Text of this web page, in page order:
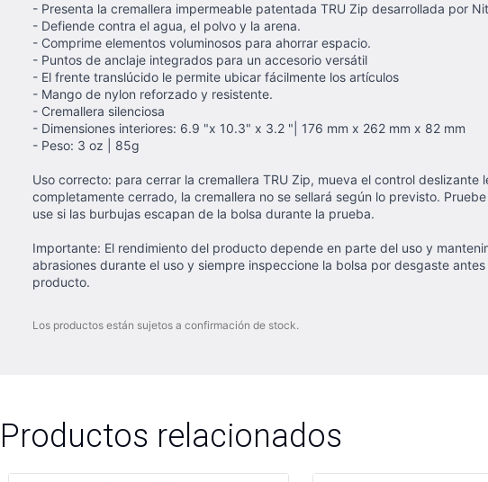
- Presenta la cremallera impermeable patentada TRU Zip desarrollada por
- Defiende contra el agua, el polvo y la arena.
- Comprime elementos voluminosos para ahorrar espacio.
- Puntos de anclaje integrados para un accesorio versátil
- El frente translúcido le permite ubicar fácilmente los artículos
- Mango de nylon reforzado y resistente.
- Cremallera silenciosa
- Dimensiones interiores: 6.9 "x 10.3" x 3.2 "| 176 mm x 262 mm x 82 mm
- Peso: 3 oz | 85g
Uso correcto: para cerrar la cremallera TRU Zip, mueva el control
completamente cerrado, la cremallera no se sellará según lo previsto.
use si las burbujas escapan de la bolsa durante la prueba.
Importante: El rendimiento del producto depende en parte del uso y
abrasiones durante el uso y siempre inspeccione la bolsa por desgaste
producto.
Los productos están sujetos a confirmación de stock.
Productos relacionados